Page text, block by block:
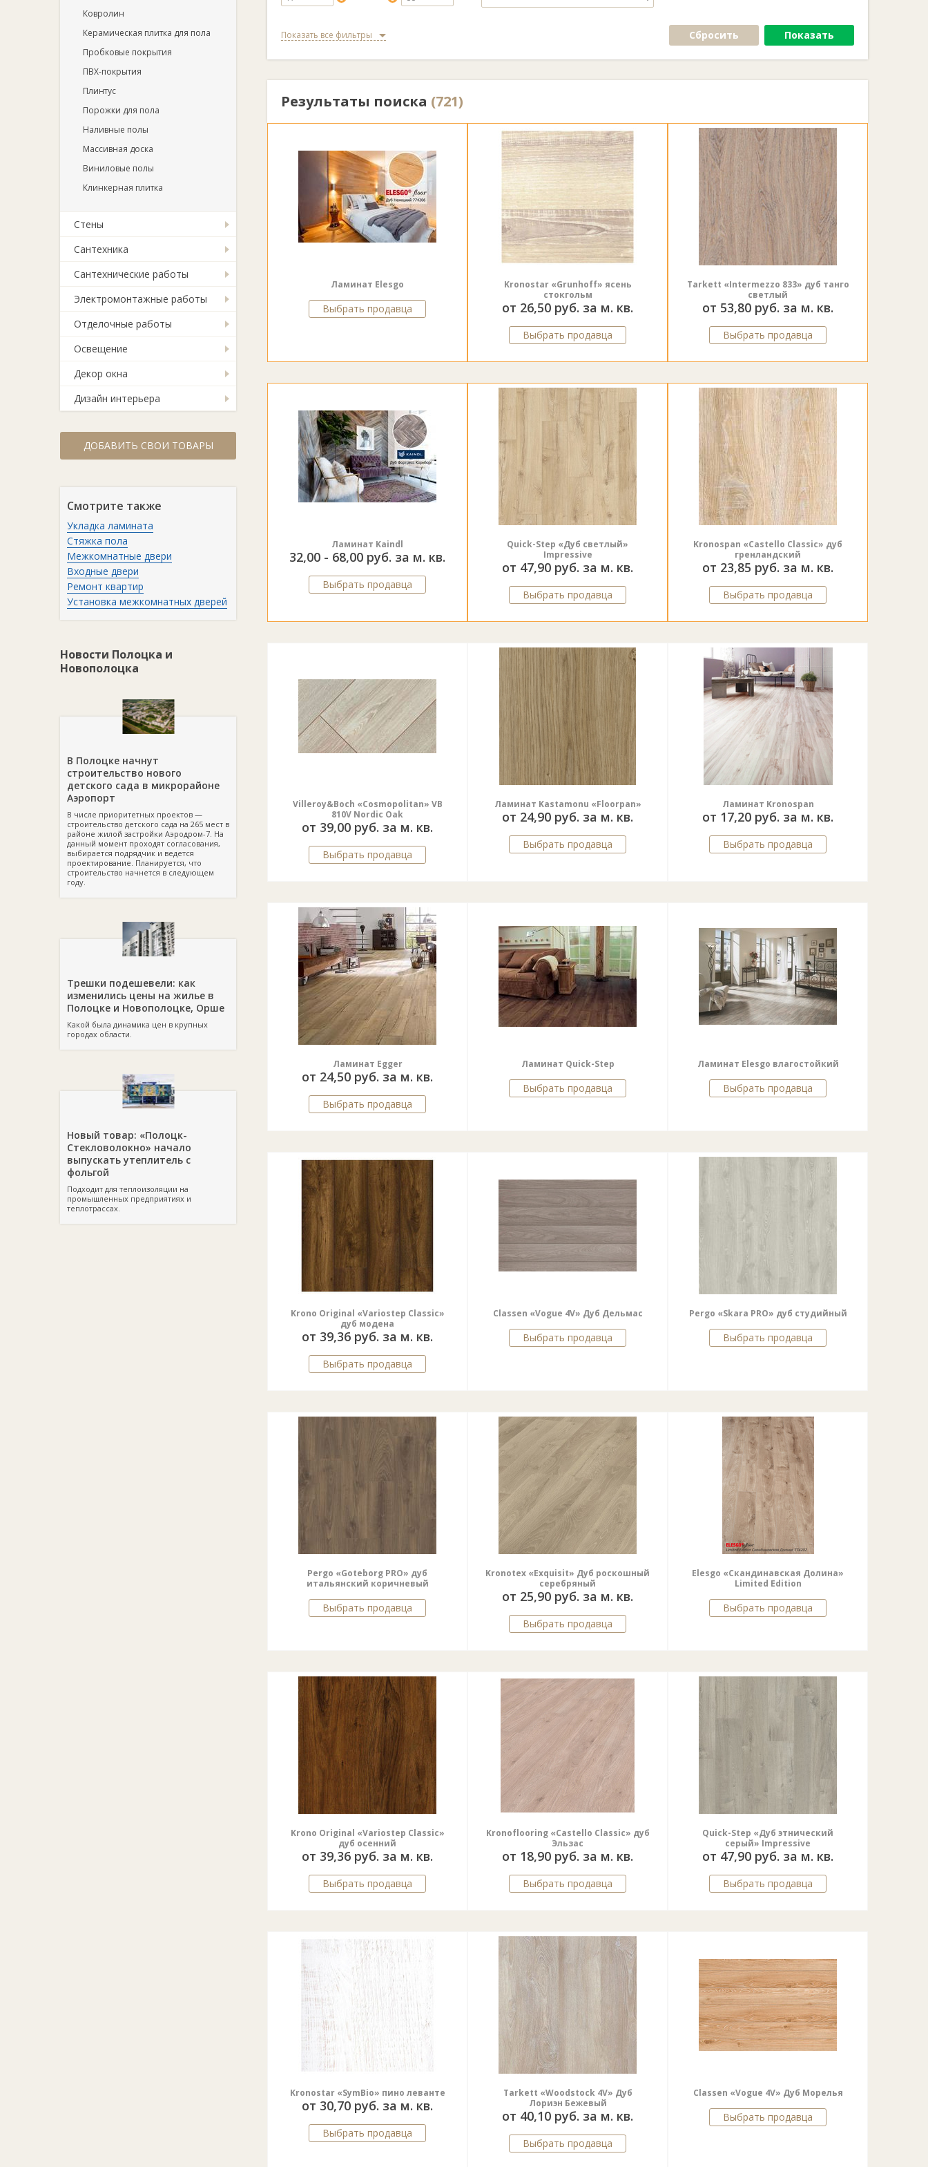
Ковролин
Керамическая плитка для пола
Пробковые покрытия
ПВХ-покрытия
Плинтус
Порожки для пола
Наливные полы
Массивная доска
Виниловые полы
Клинкерная плитка
Стены
Сантехника
Сантехнические работы
Электромонтажные работы
Отделочные работы
Освещение
Декор окна
Дизайн интерьера
ДОБАВИТЬ СВОИ ТОВАРЫ
Смотрите также
Укладка ламината
Стяжка пола
Межкомнатные двери
Входные двери
Ремонт квартир
Установка межкомнатных дверей
Новости Полоцка и
Новополоцка
В Полоцке начнут
строительство нового
детского сада в микрорайоне
Аэропорт
В числе приоритетных проектов —
строительство детского сада на 265 мест в
районе жилой застройки Аэродром-7. На
данный момент проходят согласования,
выбирается подрядчик и ведется
проектирование. Планируется, что
строительство начнется в следующем
году.
Трешки подешевели: как
изменились цены на жилье в
Полоцке и Новополоцке, Орше
Какой была динамика цен в крупных
городах области.
Новый товар: «Полоцк-
Стекловолокно» начало
выпускать утеплитель с
фольгой
Подходит для теплоизоляции на
промышленных предприятиях и
теплотрассах.
Показать все фильтры Сбросить Показать
Результаты поиска (721)
Ламинат Elesgo
Выбрать продавца
Kronostar «Grunhoff» ясень
стокгольм
от 26,50 руб. за м. кв.
Выбрать продавца
Tarkett «Intermezzo 833» дуб танго
светлый
от 53,80 руб. за м. кв.
Выбрать продавца
Ламинат Kaindl
32,00 - 68,00 руб. за м. кв.
Выбрать продавца
Quick-Step «Дуб светлый»
Impressive
от 47,90 руб. за м. кв.
Выбрать продавца
Kronospan «Castello Classic» дуб
гренландский
от 23,85 руб. за м. кв.
Выбрать продавца
Villeroy&Boch «Cosmopolitan» VB
810V Nordic Oak
от 39,00 руб. за м. кв.
Выбрать продавца
Ламинат Kastamonu «Floorpan»
от 24,90 руб. за м. кв.
Выбрать продавца
Ламинат Kronospan
от 17,20 руб. за м. кв.
Выбрать продавца
Ламинат Egger
от 24,50 руб. за м. кв.
Выбрать продавца
Ламинат Quick-Step
Выбрать продавца
Ламинат Elesgo влагостойкий
Выбрать продавца
Krono Original «Variostep Classic»
дуб модена
от 39,36 руб. за м. кв.
Выбрать продавца
Classen «Vogue 4V» Дуб Дельмас
Выбрать продавца
Pergo «Skara PRO» дуб студийный
Выбрать продавца
Pergo «Goteborg PRO» дуб
итальянский коричневый
Выбрать продавца
Kronotex «Exquisit» Дуб роскошный
серебряный
от 25,90 руб. за м. кв.
Выбрать продавца
Elesgo «Скандинавская Долина»
Limited Edition
Выбрать продавца
Krono Original «Variostep Classic»
дуб осенний
от 39,36 руб. за м. кв.
Выбрать продавца
Kronoflooring «Castello Classic» дуб
Эльзас
от 18,90 руб. за м. кв.
Выбрать продавца
Quick-Step «Дуб этнический
серый» Impressive
от 47,90 руб. за м. кв.
Выбрать продавца
Kronostar «SymBio» пино леванте
от 30,70 руб. за м. кв.
Выбрать продавца
Tarkett «Woodstock 4V» Дуб
Лориэн Бежевый
от 40,10 руб. за м. кв.
Выбрать продавца
Classen «Vogue 4V» Дуб Морелья
Выбрать продавца